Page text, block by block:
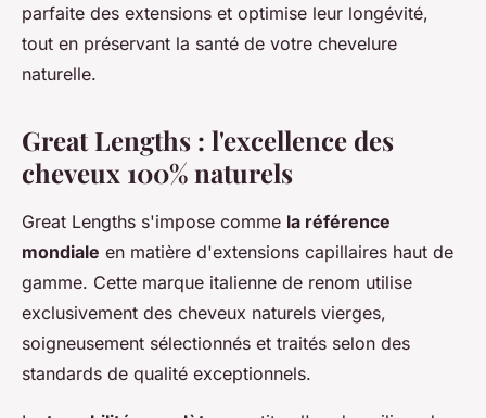
parfaite des extensions et optimise leur longévité,
tout en préservant la santé de votre chevelure
naturelle.
Great Lengths : l'excellence des
cheveux 100% naturels
Great Lengths s'impose comme la référence
mondiale en matière d'extensions capillaires haut de
gamme. Cette marque italienne de renom utilise
exclusivement des cheveux naturels vierges,
soigneusement sélectionnés et traités selon des
standards de qualité exceptionnels.